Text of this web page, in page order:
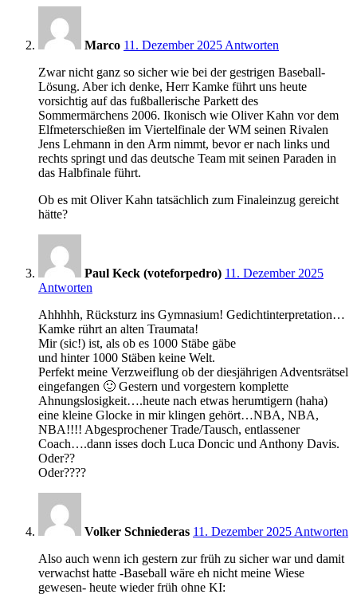
Marco 11. Dezember 2025 Antworten
Zwar nicht ganz so sicher wie bei der gestrigen Baseball-
Lösung. Aber ich denke, Herr Kamke führt uns heute
vorsichtig auf das fußballerische Parkett des
Sommermärchens 2006. Ikonisch wie Oliver Kahn vor dem
Elfmeterschießen im Viertelfinale der WM seinen Rivalen
Jens Lehmann in den Arm nimmt, bevor er nach links und
rechts springt und das deutsche Team mit seinen Paraden in
das Halbfinale führt.
Ob es mit Oliver Kahn tatsächlich zum Finaleinzug gereicht
hätte?
Paul Keck (voteforpedro) 11. Dezember 2025
Antworten
Ahhhhh, Rücksturz ins Gymnasium! Gedichtinterpretation…
Kamke rührt an alten Traumata!
Mir (sic!) ist, als ob es 1000 Stäbe gäbe
und hinter 1000 Stäben keine Welt.
Perfekt meine Verzweiflung ob der diesjährigen Adventsrätsel
eingefangen 🙂 Gestern und vorgestern komplette
Ahnungslosigkeit….heute nach etwas herumtigern (haha)
eine kleine Glocke in mir klingen gehört…NBA, NBA,
NBA!!!! Abgesprochener Trade/Tausch, entlassener
Coach….dann isses doch Luca Doncic und Anthony Davis.
Oder??
Oder????
Volker Schniederas 11. Dezember 2025 Antworten
Also auch wenn ich gestern zur früh zu sicher war und damit
verwachst hatte -Baseball wäre eh nicht meine Wiese
gewesen- heute wieder früh ohne KI: